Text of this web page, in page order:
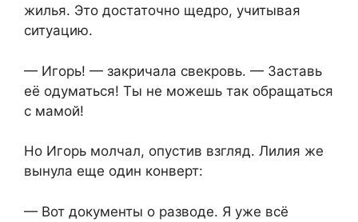
жилья. Это достаточно щедро, учитывая
ситуацию.
— Игорь! — закричала свекровь. — Заставь
её одуматься! Ты не можешь так обращаться
с мамой!
Но Игорь молчал, опустив взгляд. Лилия же
вынула еще один конверт:
— Вот документы о разводе. Я уже всё